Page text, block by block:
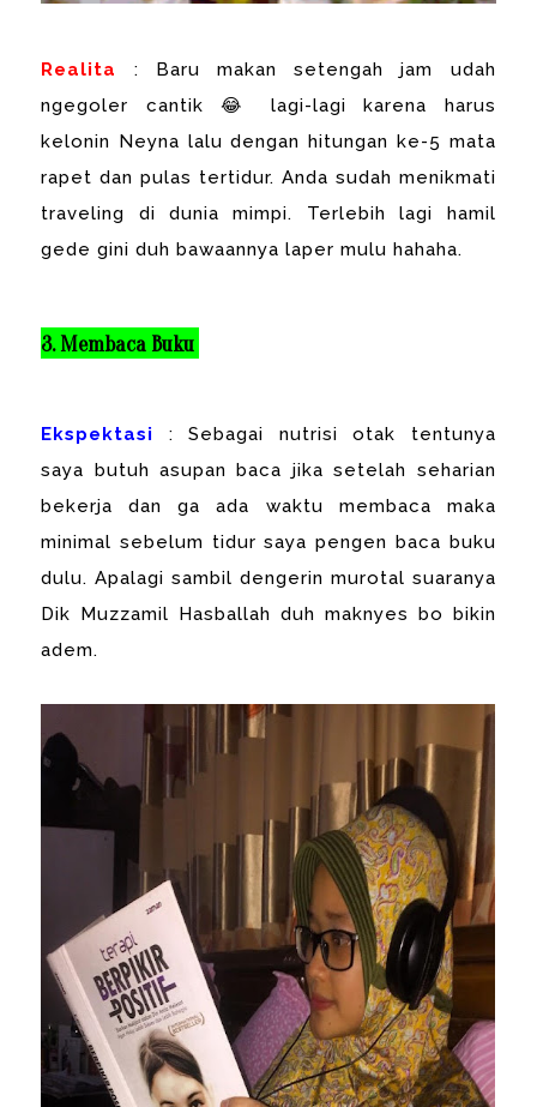
Realita
: Baru makan setengah jam udah
ngegoler cantik 😂 lagi-lagi karena harus
kelonin Neyna lalu dengan hitungan ke-5 mata
rapet dan pulas tertidur. Anda sudah menikmati
traveling di dunia mimpi. Terlebih lagi hamil
gede gini duh bawaannya laper mulu hahaha.
3. Membaca Buku
Ekspektasi : Sebagai nutrisi otak tentunya
saya butuh asupan baca jika setelah seharian
bekerja dan ga ada waktu membaca maka
minimal sebelum tidur saya pengen baca buku
dulu. Apalagi sambil dengerin murotal suaranya
Dik Muzzamil Hasballah duh maknyes bo bikin
adem.